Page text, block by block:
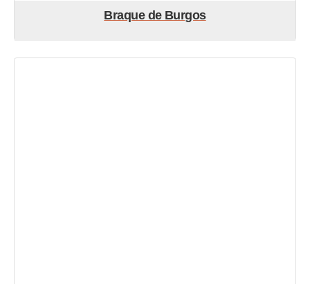
Braque de Burgos